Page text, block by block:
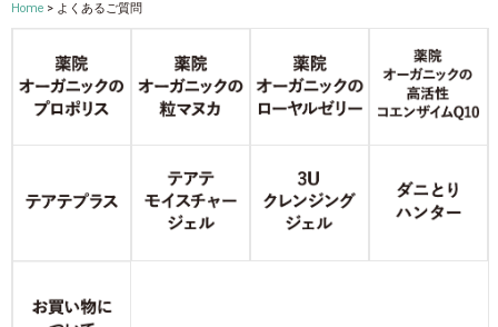
Home > よくあるご質問